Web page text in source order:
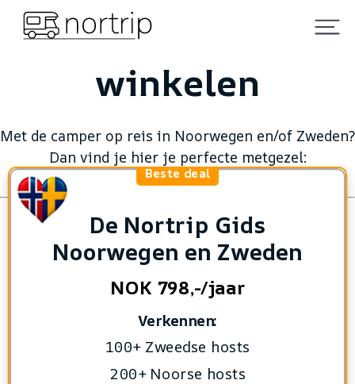
winkelen
Met de camper op reis in Noorwegen en/of Zweden?
Dan vind je hier je perfecte metgezel:
Beste deal
De Nortrip Gids
Noorwegen en Zweden
NOK 798,-/jaar
Verkennen:
100+ Zweedse hosts
200+ Noorse hosts